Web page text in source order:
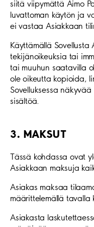
siitä viipymättä Aimo
luvattoman käytön ja
ei vastaa Asiakkaan
Käyttämällä
tekijänoikeuksia tai
tai muuhun saatavilla
ole oikeutta kopioida,
Sovelluksessa
sisältöä.
3. MAKSUT
Tässä kohdassa ovat
Asiakkaan maksuja
Asiakas maksaa
määrittelemällä tavalla
Asiakasta